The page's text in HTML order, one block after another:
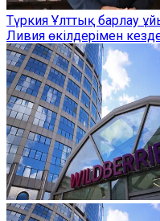
Түркия Ұлттық барлау
Ливия өкілдерімен